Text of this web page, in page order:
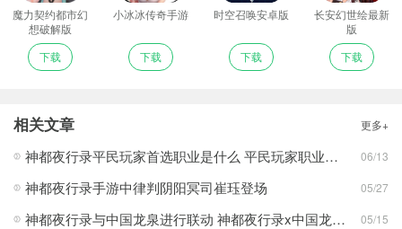
魔力契约都市幻
想破解版
下载
小冰冰传奇手游
下载
时空召唤安卓版
下载
长安幻世绘最新
版
下载
相关文章 更多+
神都夜行录平民玩家首选职业是什么 平民玩家职业选择推荐 06/13
神都夜行录手游中律判阴阳冥司崔珏登场 05/27
神都夜行录与中国龙泉进行联动 神都夜行录x中国龙泉联动相关介绍 05/15